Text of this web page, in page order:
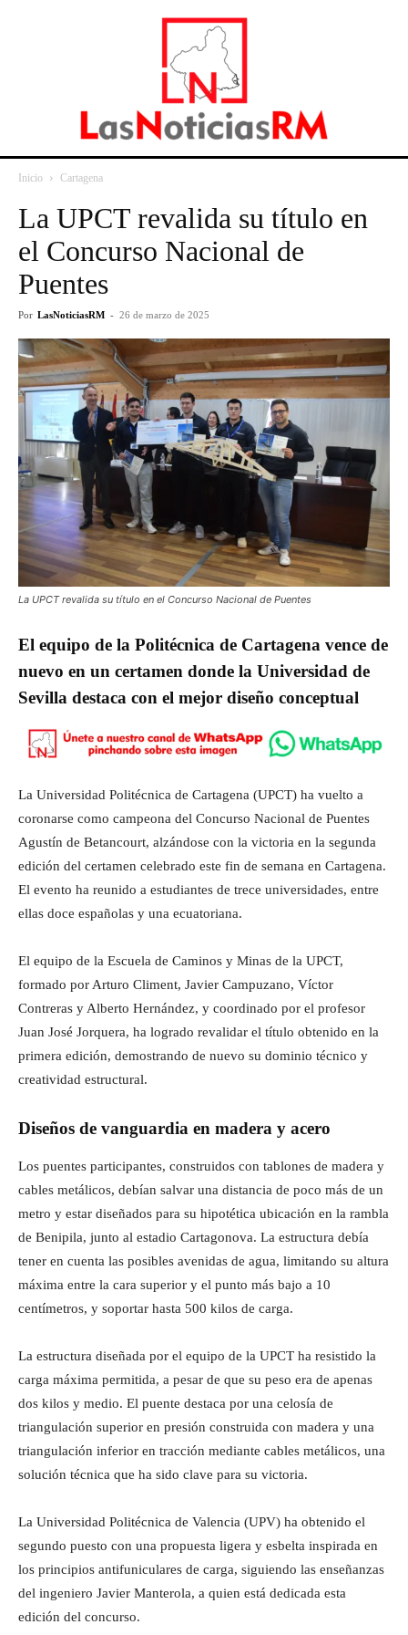
Inicio Cartagena
La UPCT revalida su título en
el Concurso Nacional de
Puentes
Por LasNoticiasRM - 26 de marzo de 2025
La UPCT revalida su título en el Concurso Nacional de Puentes
El equipo de la Politécnica de Cartagena vence de
nuevo en un certamen donde la Universidad de
Sevilla destaca con el mejor diseño conceptual
La Universidad Politécnica de Cartagena (UPCT) ha vuelto a
coronarse como campeona del Concurso Nacional de Puentes
Agustín de Betancourt, alzándose con la victoria en la segunda
edición del certamen celebrado este fin de semana en Cartagena.
El evento ha reunido a estudiantes de trece universidades, entre
ellas doce españolas y una ecuatoriana.
El equipo de la Escuela de Caminos y Minas de la UPCT,
formado por Arturo Climent, Javier Campuzano, Víctor
Contreras y Alberto Hernández, y coordinado por el profesor
Juan José Jorquera, ha logrado revalidar el título obtenido en la
primera edición, demostrando de nuevo su dominio técnico y
creatividad estructural.
Diseños de vanguardia en madera y acero
Los puentes participantes, construidos con tablones de madera y
cables metálicos, debían salvar una distancia de poco más de un
metro y estar diseñados para su hipotética ubicación en la rambla
de Benipila, junto al estadio Cartagonova. La estructura debía
tener en cuenta las posibles avenidas de agua, limitando su altura
máxima entre la cara superior y el punto más bajo a 10
centímetros, y soportar hasta 500 kilos de carga.
La estructura diseñada por el equipo de la UPCT ha resistido la
carga máxima permitida, a pesar de que su peso era de apenas
dos kilos y medio. El puente destaca por una celosía de
triangulación superior en presión construida con madera y una
triangulación inferior en tracción mediante cables metálicos, una
solución técnica que ha sido clave para su victoria.
La Universidad Politécnica de Valencia (UPV) ha obtenido el
segundo puesto con una propuesta ligera y esbelta inspirada en
los principios antifuniculares de carga, siguiendo las enseñanzas
del ingeniero Javier Manterola, a quien está dedicada esta
edición del concurso.